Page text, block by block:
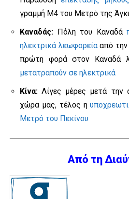
γραμμή M4 του Μετρό της
Καναδάς: Πόλη του Καναδά
ηλεκτρικά λεωφορείααπό την
πρώτη φορά στον Καναδά
μετατραπούν σε ηλεκτρικά
Κίνα: Λίγες μέρες μετά την
χώρα μας, τέλος η
Μετρό του Πεκίνου
Από τη